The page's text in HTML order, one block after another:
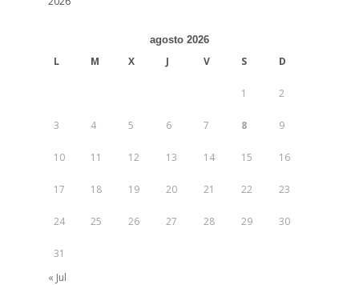
agosto 2026
L M X J V S D
1 2
3 4 5 6 7 8 9
10 11 12 13 14 15 16
17 18 19 20 21 22 23
24 25 26 27 28 29 30
31
« Jul